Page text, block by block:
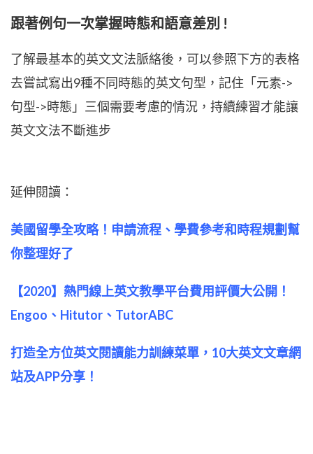
跟著例句一次掌握時態和語意差別 !
了解最基本的英文文法脈絡後，可以參照下方的表格
去嘗試寫出9種不同時態的英文句型，記住「元素->
句型->時態」三個需要考慮的情況，持續練習才能讓
英文文法不斷進步
延伸閱讀：
美國留學全攻略！申請流程、學費參考和時程規劃幫
你整理好了
【2020】熱門線上英文教學平台費用評價大公開！
Engoo、Hitutor、TutorABC
打造全方位英文閱讀能力訓練菜單，10大英文文章網
站及APP分享！